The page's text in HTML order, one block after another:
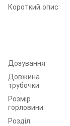
Короткий опис
Дозування
Довжина
трубочки
Розмір
горловини
Розділ